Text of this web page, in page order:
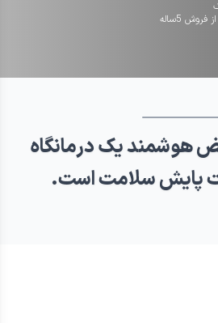
هوشمند یک درمانگاه
پایش سلامت است.